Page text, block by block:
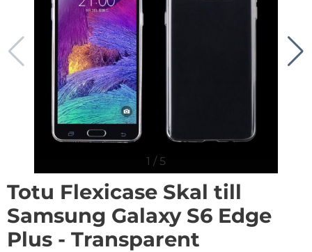
1 /5
Totu Flexicase Skal till
Samsung Galaxy S6 Edge
Plus - Transparent